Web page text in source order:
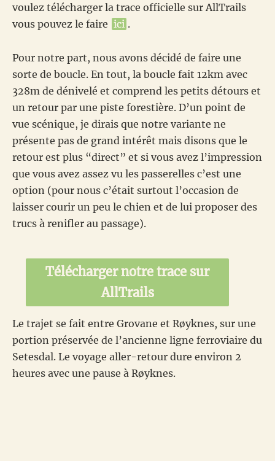
voulez télécharger la trace officielle sur AllTrails
vous pouvez le faire ici .
Pour notre part, nous avons décidé de faire une
sorte de boucle. En tout, la boucle fait 12km avec
328m de dénivelé et comprend les petits détours et
un retour par une piste forestière. D’un point de
vue scénique, je dirais que notre variante ne
présente pas de grand intérêt mais disons que le
retour est plus “direct” et si vous avez l’impression
que vous avez assez vu les passerelles c’est une
option (pour nous c’était surtout l’occasion de
laisser courir un peu le chien et de lui proposer des
trucs à renifler au passage).
Télécharger notre trace sur
AllTrails
Le trajet se fait entre Grovane et Røyknes, sur une
portion préservée de l’ancienne ligne ferroviaire du
Setesdal. Le voyage aller-retour dure environ 2
heures avec une pause à Røyknes.